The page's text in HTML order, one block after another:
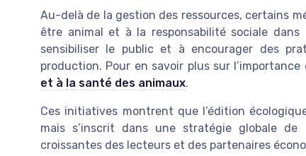
Au-delà de la gestion des ressources, certains
être animal et à la responsabilité sociale
sensibiliser le public et à encourager des
production. Pour en savoir plus sur
et à la santé des animaux.
Ces initiatives montrent que l’édition
mais s’inscrit dans une stratégie globale
croissantes des lecteurs et des partenaires